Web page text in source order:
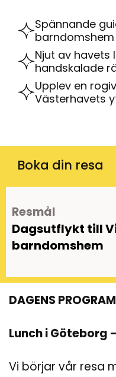
Spännande
Njut av havets
handskalade
Upplev en
Västerhavets
Boka din resa
Resmål
Dagsutflykt till
barndomshem
DAGENS PROGRAM
Lunch i Göteborg
Vi börjar vår resa